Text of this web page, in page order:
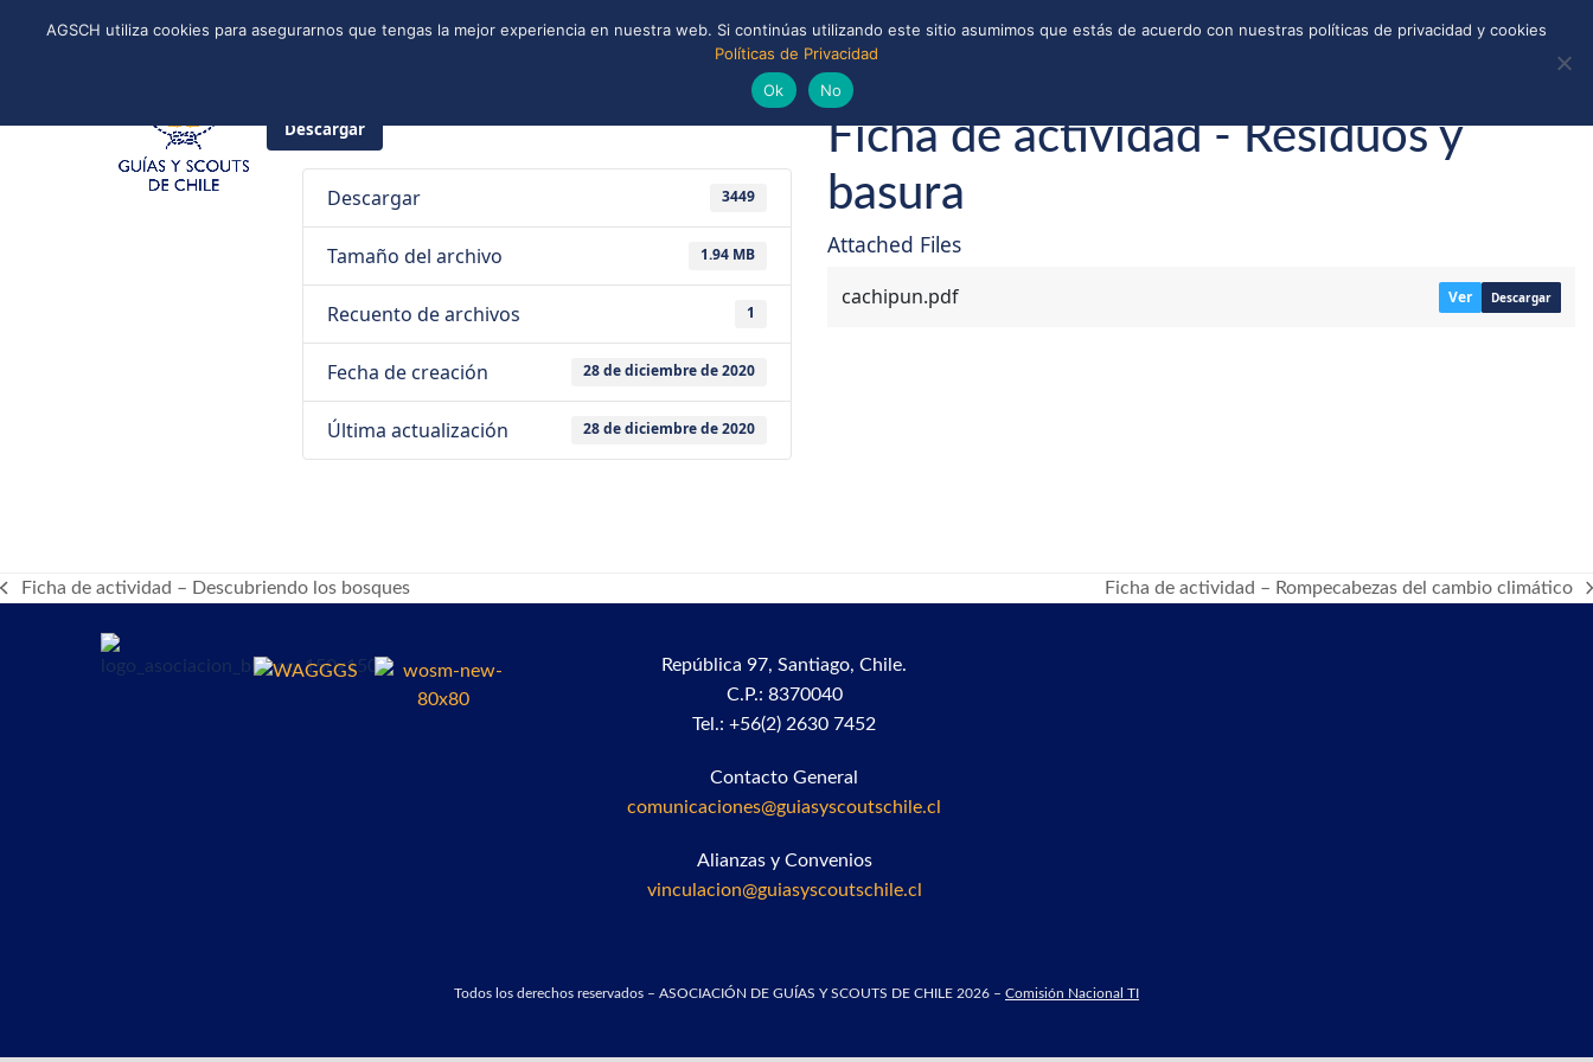
Instagram
Facebook
YouTube
Twitter
Spotify
LinkedIn TIENDA CALLEJONES DONAR
CONVENIOS Y ALIANZAS
BIBLIOTECA
Descargar
Descargar 3449
Tamaño del archivo 1.94 MB
Recuento de archivos 1
Fecha de creación 28 de diciembre de 2020
Última actualización 28 de diciembre de 2020
Ficha de actividad - Residuos y
basura
Attached Files
cachipun.pdf Ver Descargar
previous
Ficha de actividad – Descubriendo los bosques
next
Ficha de actividad – Rompecabezas del cambio climático
República 97,Santiago, Chile.
C.P.: 8370040
Tel.: +56(2) 2630 7452
Contacto General
comunicaciones@guiasyscoutschile.cl
Alianzas y Convenios
vinculacion@guiasyscoutschile.cl
Todos los derechos reservados – ASOCIACIÓN DE GUÍAS Y SCOUTS DE CHILE 2026 – Comisión Nacional TI
AGSCH utiliza cookies para asegurarnos que tengas la mejor experiencia en nuestra web. Si continúas utilizando este sitio asumimos que estás de acuerdo con nuestras políticas de privacidad y cookies
Políticas de Privacidad
Ok
No